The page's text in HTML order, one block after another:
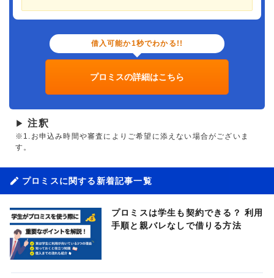
借入可能か1秒でわかる!!
プロミスの詳細はこちら
▶ 注釈
※1.お申込み時間や審査によりご希望に添えない場合がございま
す。
プロミスに関する新着記事一覧
プロミスは学生も契約できる？ 利用
手順と親バレなしで借りる方法